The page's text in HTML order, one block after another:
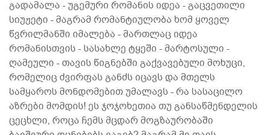
გადამალა - უგემური რომანის იდეა - გაცვეთილი
სიუჟეტი - მაგრამ რომანტიულობა ხომ ყოველ
წვრილმანში იმალება - მართლაც იდეა
რომანისთვის - სასახლე ტყეში - მარტოსული -
ღამეული - თავის წიგნებში გაქვავებული მოხუცი,
რომელიც ძვირფას განძს იცავს და მთელს
სამყაროს მონდომებით უმალავს - რა სასაცილო
აზრები მომდის! ეს ჯოჯოხეთია თუ განსაწმენდელის
ცეცხლი, როცა ჩემს მცდარ მოგზაურობაში